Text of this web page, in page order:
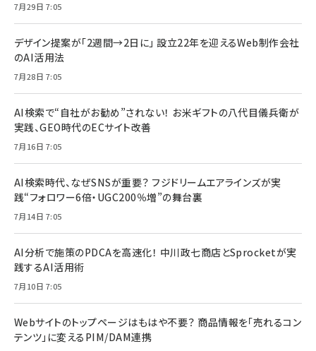
7月29日 7:05
デザイン提案が「2週間→2日に」 設立22年を迎えるWeb制作会社
のAI活用法
7月28日 7:05
AI検索で“自社がお勧め”されない！ お米ギフトの八代目儀兵衛が
実践、GEO時代のECサイト改善
7月16日 7:05
AI検索時代、なぜSNSが重要？ フジドリームエアラインズが実
践“フォロワー6倍・UGC200％増”の舞台裏
7月14日 7:05
AI分析で施策のPDCAを高速化！ 中川政七商店とSprocketが実
践するAI活用術
7月10日 7:05
Webサイトのトップページはもはや不要？ 商品情報を「売れるコン
テンツ」に変えるPIM/DAM連携